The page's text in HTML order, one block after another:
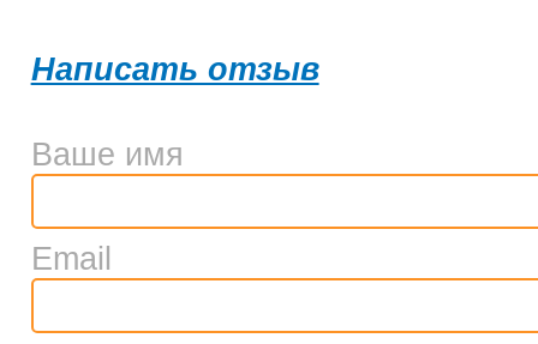
Написать отзыв
Ваше имя
Email